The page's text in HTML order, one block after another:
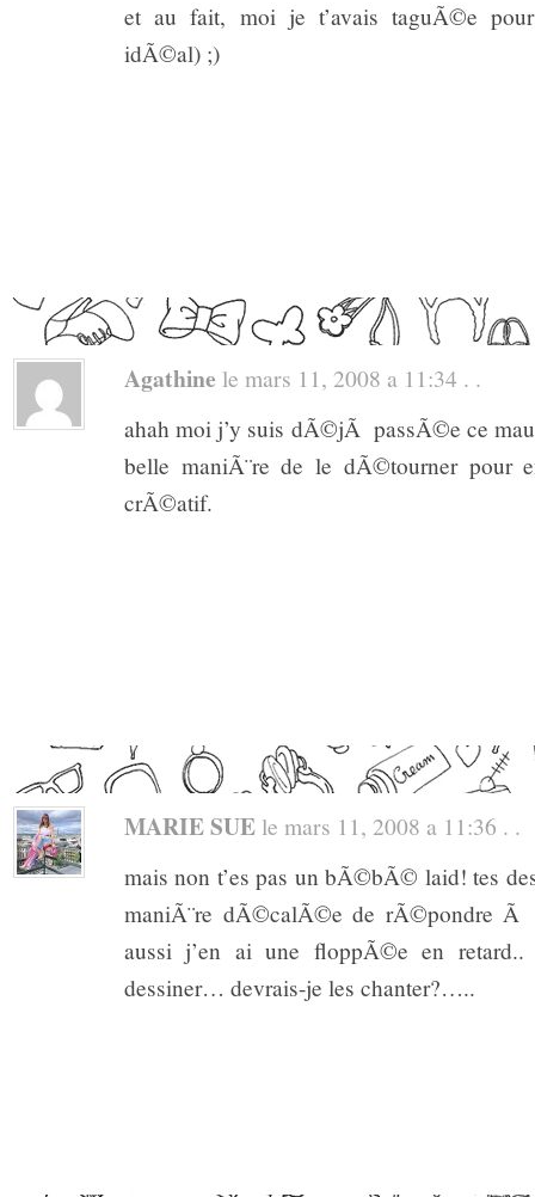
et au fait, moi je t’avais taguÃ©e
idÃ©al) ;)
Agathine le mars 11, 2008 a 11:34 . .
ahah moi j’y suis dÃ©jÃ passÃ©e ce
belle maniÃ¨re de le dÃ©tourner pour
crÃ©atif.
MARIE SUE le mars 11, 2008 a 11:36 . .
mais non t’es pas un bÃ©bÃ© laid! tes
maniÃ¨re dÃ©calÃ©e de rÃ©pondre
aussi j’en ai une floppÃ©e en
dessiner… devrais-je les chanter?…..